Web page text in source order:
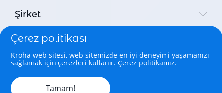
Şirket
Yasal
Copyright © 2026 Parental Control Kroha Sp. z o. o. All rights
reserved.
Çerez politikası
Kroha web sitesi, web sitemizde en iyi deneyimi yaşamanızı
sağlamak için çerezleri kullanır.Çerez politikamız.
Tamam!